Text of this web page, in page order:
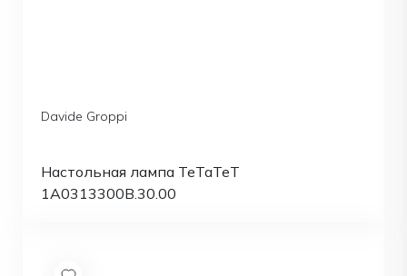
Davide Groppi
Настольная лампа TeTaTeT
1A0313300B.30.00